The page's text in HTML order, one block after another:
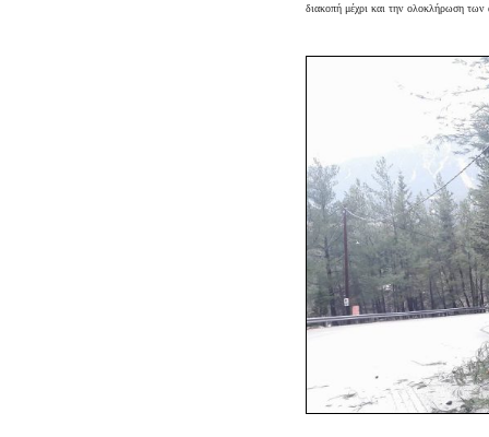
διακοπή μέχρι και την ολοκλήρωση των